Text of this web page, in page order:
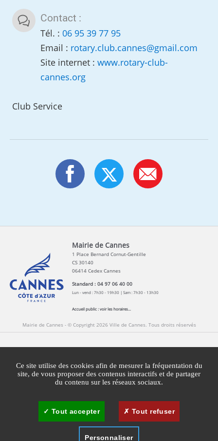
Contact :
Tél. : 06 95 39 77 95
Email : rotary.club.cannes@gmail.com
Site internet :www.rotary-club-
cannes.org
Club Service
Mairie de Cannes
1 Place Bernard Cornut-Gentille
CS 30140
06414 Cedex Cannes
Standard : 04 97 06 40 00
Lun - vend : 7h30 - 19h30 | Sam : 7h30 - 13h30
Accueil public :voir les horaires...
Mairie de Cannes - © Copyright 2026 Ville de Cannes. Tous droits réservés
Mentions légales Agglomération Cannes Lérins
Plan du site Gestion des cookies
Ce site utilise des cookies afin de mesurer la fréquentation du
site, de vous proposer des contenus interactifs et de partager
du contenu sur les réseaux sociaux.
Tout accepter Tout refuser
Personnaliser